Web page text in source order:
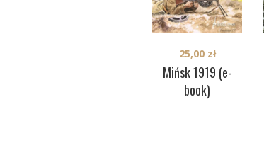
Mińsk 1919 (e-
book)
25,00 zł